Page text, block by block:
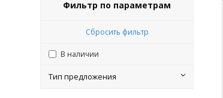
Фильтр по параметрам
Сбросить фильтр
В наличии
Тип предложения